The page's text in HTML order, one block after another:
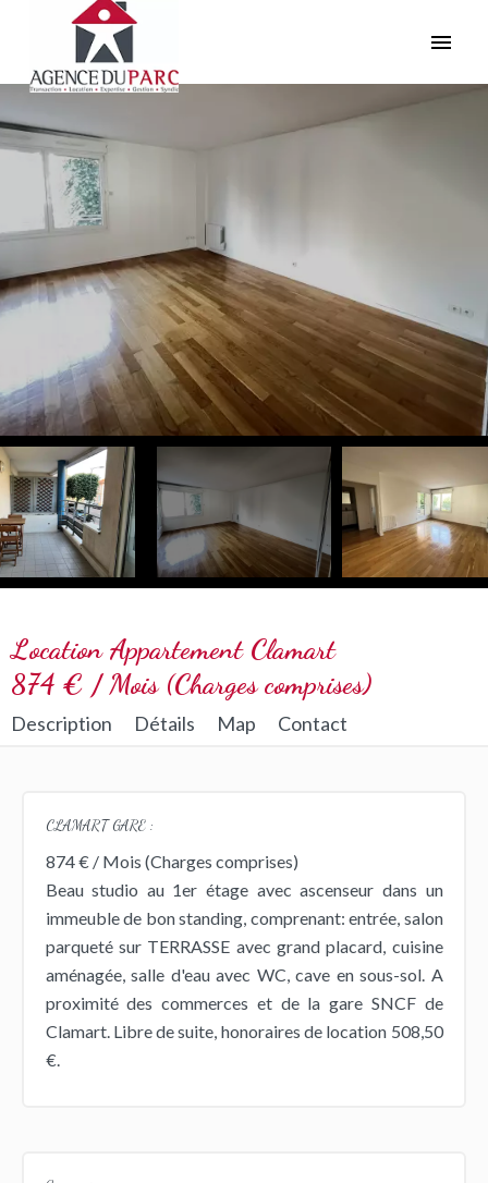
Location Appartement Clamart
874 € / Mois (Charges comprises)
Description Détails Map Contact
CLAMART GARE :
874 € / Mois (Charges comprises)
Beau studio au 1er étage avec ascenseur dans un
immeuble de bon standing, comprenant: entrée, salon
parqueté sur TERRASSE avec grand placard, cuisine
aménagée, salle d'eau avec WC, cave en sous-sol. A
proximité des commerces et de la gare SNCF de
Clamart. Libre de suite, honoraires de location 508,50
€.